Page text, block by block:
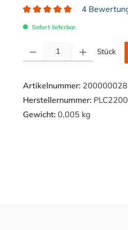
4
Sofort lieferbar.
Stück
Artikelnummer:
Herstellernummer:
Gewicht: 0,005 kg